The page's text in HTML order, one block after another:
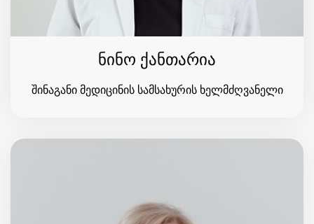
ნინო ქანთარია
შინაგანი მედიცინის სამსახურის ხელმძღვანელი